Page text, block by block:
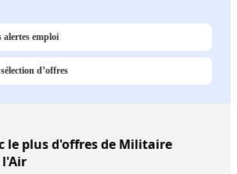
alertes emploi
d’offres
le plus d'offres de Militaire
l'Air